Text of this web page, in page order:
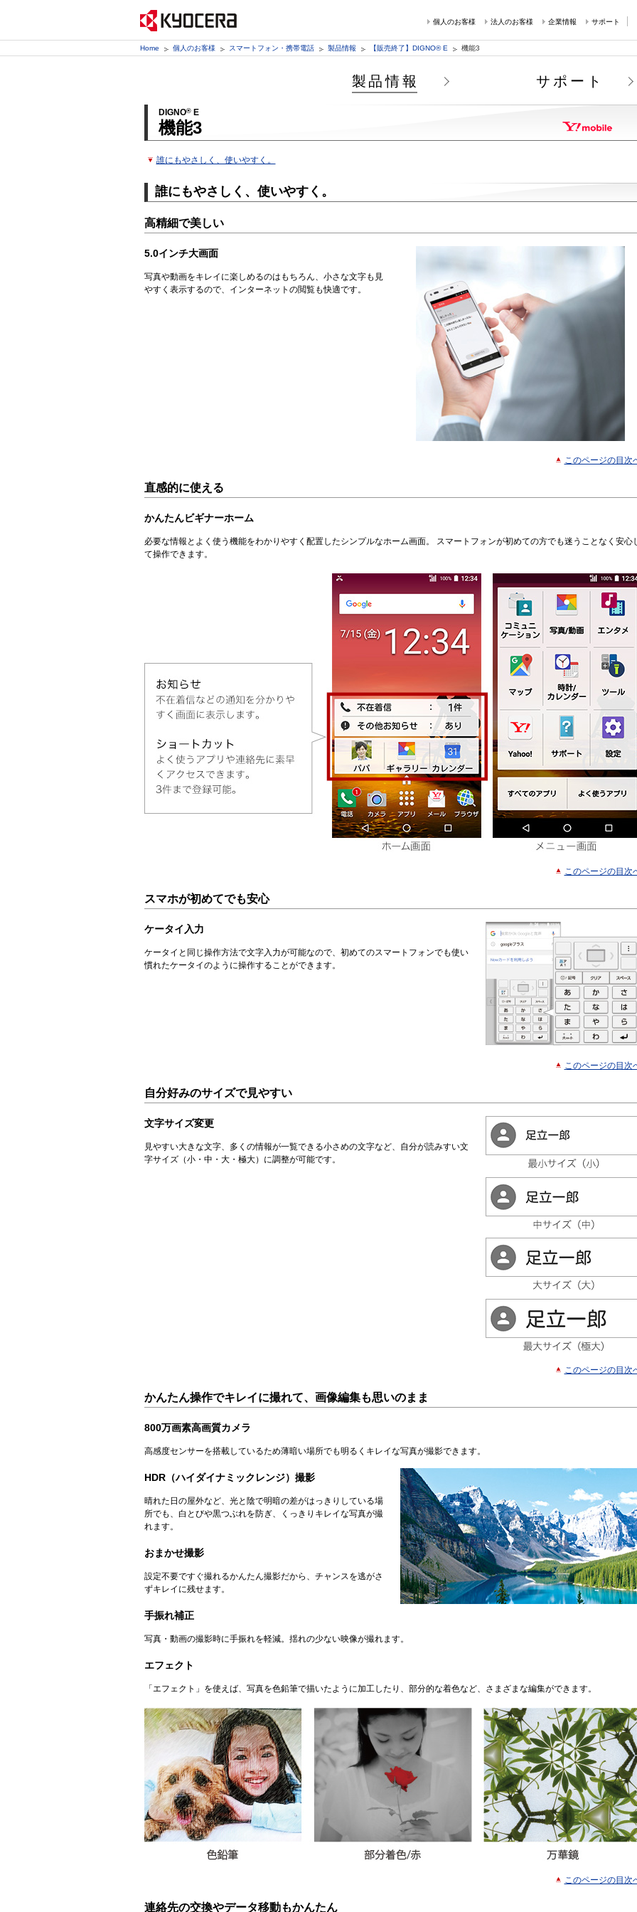
個人のお客様 法人のお客様 企業情報 サポート
Home 個人のお客様 スマートフォン・携帯電話 製品情報 【販売終了】DIGNO® E 機能3
製品情報 サポート
DIGNO®E
機能3
誰にもやさしく、使いやすく。
誰にもやさしく、使いやすく。
高精細で美しい
5.0インチ大画面
写真や動画をキレイに楽しめるのはもちろん、小さな文字も見
やすく表示するので、インターネットの閲覧も快適です。
このページの目次
直感的に使える
かんたんビギナーホーム
必要な情報とよく使う機能をわかりやすく配置したシンプルなホーム画面。 スマートフォンが初めての方でも迷うことなく安心
て操作できます。
このページの目次
スマホが初めてでも安心
ケータイ入力
ケータイと同じ操作方法で文字入力が可能なので、初めてのスマートフォンでも使い
慣れたケータイのように操作することができます。
このページの目次
自分好みのサイズで見やすい
文字サイズ変更
見やすい大きな文字、多くの情報が一覧できる小さめの文字など、自分が読みすい文
字サイズ（小・中・大・極大）に調整が可能です。
このページの目次
かんたん操作でキレイに撮れて、画像編集も思いのまま
800万画素高画質カメラ
高感度センサーを搭載しているため薄暗い場所でも明るくキレイな写真が撮影できます。
HDR（ハイダイナミックレンジ）撮影
晴れた日の屋外など、光と陰で明暗の差がはっきりしている場
所でも、白とびや黒つぶれを防ぎ、くっきりキレイな写真が撮
れます。
おまかせ撮影
設定不要ですぐ撮れるかんたん撮影だから、チャンスを逃がさ
ずキレイに残せます。
手振れ補正
写真・動画の撮影時に手振れを軽減。揺れの少ない映像が撮れます。
エフェクト
「エフェクト」を使えば、写真を色鉛筆で描いたように加工したり、部分的な着色など、さまざまな編集ができます。
このページの目次
連絡先の交換やデータ移動もかんたん